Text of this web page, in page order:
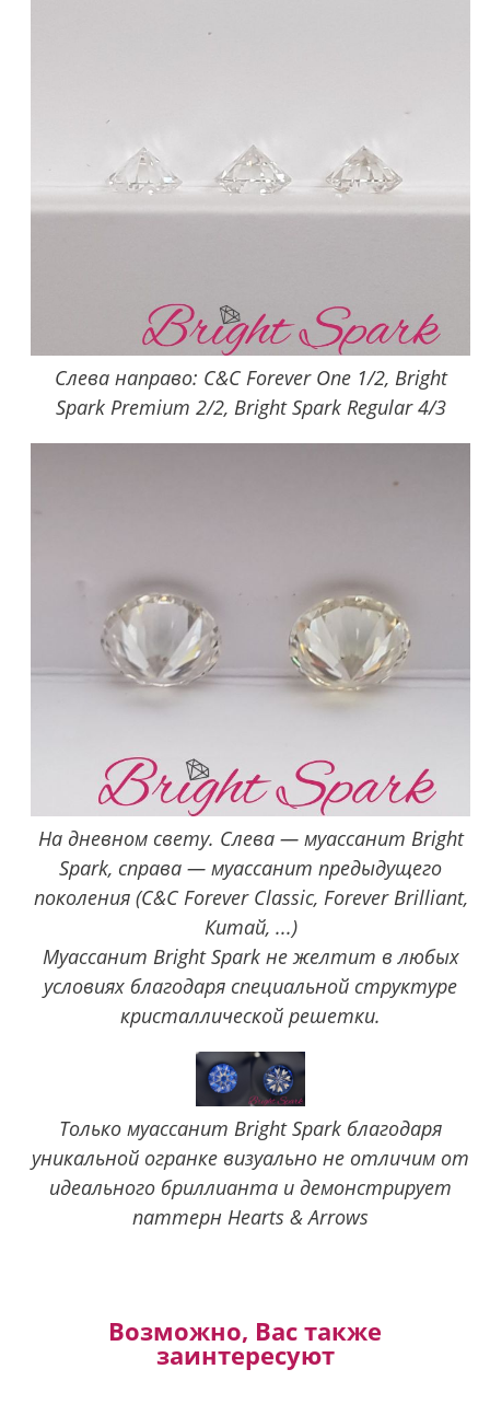
Слева направо: C&C Forever One 1/2, Bright
Spark Premium 2/2, Bright Spark Regular 4/3
На дневном свету. Слева — муассанит Bright
Spark, справа — муассанит предыдущего
поколения (C&C Forever Classic, Forever Brilliant,
Китай, ...)
Муассанит Bright Spark не желтит в любых
условиях благодаря специальной структуре
кристаллической решетки.
Только муассанит Bright Spark благодаря
уникальной огранке визуально не отличим от
идеального бриллианта и демонстрирует
паттерн Hearts & Arrows
Возможно, Вас также
заинтересуют